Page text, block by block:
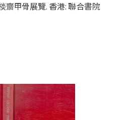
齋甲骨展覽. 香港: 聯合書院